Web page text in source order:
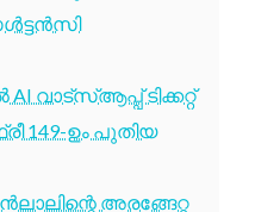
വാട്സ്ആപ്പ് ടിക്കറ്റ്
149-ഉം പുതിയ
അരങ്ങേറ്റ